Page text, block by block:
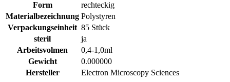
Form
rechteckig
Materialbezeichnung Polystyren
Verpackungseinheit 85 Stück
steril
ja
Arbeitsvolmen
0,4-1,0ml
Gewicht
0.000000
Hersteller
Electron Microscopy Sciences